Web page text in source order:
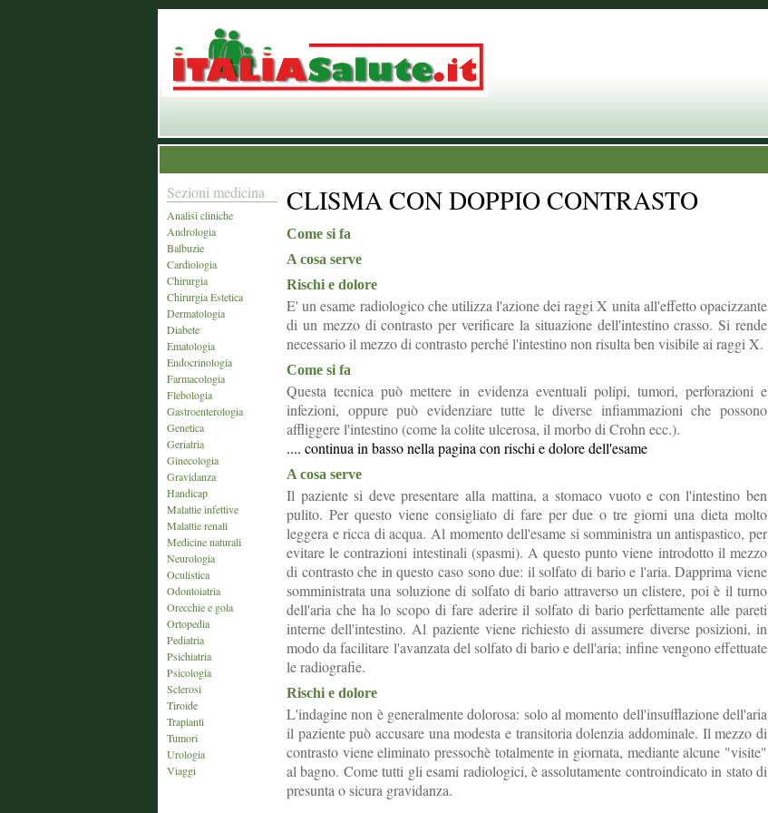
Sezioni medicina
Analisi cliniche
Andrologia
Balbuzie
Cardiologia
Chirurgia
Chirurgia Estetica
Dermatologia
Diabete
Ematologia
Endocrinologia
Farmacologia
Flebologia
Gastroenterologia
Genetica
Geriatria
Ginecologia
Gravidanza
Handicap
Malattie infettive
Malattie renali
Medicine naturali
Neurologia
Oculistica
Odontoiatria
Orecchie e gola
Ortopedia
Pediatria
Psichiatria
Psicologia
Sclerosi
Tiroide
Trapianti
Tumori
Urologia
Viaggi
CLISMA CON DOPPIO CONTRASTO
Come si fa
A cosa serve
Rischi e dolore
E' un esame radiologico che utilizza l'azione dei raggi X unita all'effetto opacizzante
di un mezzo di contrasto per verificare la situazione dell'intestino crasso. Si rende
necessario il mezzo di contrasto perché l'intestino non risulta ben visibile ai raggi X.
Come si fa
Questa tecnica può mettere in evidenza eventuali polipi, tumori, perforazioni e
infezioni, oppure può evidenziare tutte le diverse infiammazioni che possono
affliggere l'intestino (come la colite ulcerosa, il morbo di Crohn ecc.).
.... continua in basso nella pagina con rischi e dolore dell'esame
A cosa serve
Il paziente si deve presentare alla mattina, a stomaco vuoto e con l'intestino ben
pulito. Per questo viene consigliato di fare per due o tre giorni una dieta molto
leggera e ricca di acqua. Al momento dell'esame si somministra un antispastico, per
evitare le contrazioni intestinali (spasmi). A questo punto viene introdotto il mezzo
di contrasto che in questo caso sono due: il solfato di bario e l'aria. Dapprima viene
somministrata una soluzione di solfato di bario attraverso un clistere, poi è il turno
dell'aria che ha lo scopo di fare aderire il solfato di bario perfettamente alle pareti
interne dell'intestino. Al paziente viene richiesto di assumere diverse posizioni, in
modo da facilitare l'avanzata del solfato di bario e dell'aria; infine vengono effettuate
le radiografie.
Rischi e dolore
L'indagine non è generalmente dolorosa: solo al momento dell'insufflazione dell'aria
il paziente può accusare una modesta e transitoria dolenzia addominale. Il mezzo di
contrasto viene eliminato pressochè totalmente in giornata, mediante alcune "visite"
al bagno. Come tutti gli esami radiologici, è assolutamente controindicato in stato di
presunta o sicura gravidanza.